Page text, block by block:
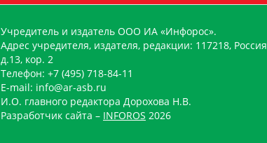
Учредитель и издатель ООО ИА «Инфорос».
Адрес учредителя, издателя, редакции: 117218,
д.13, кор. 2
Телефон: +7 (495) 718-84-11
E-mail: info@ar-asb.ru
И.О. главного редактора Дорохова Н.В.
Разработчик сайта – INFOROS 2026